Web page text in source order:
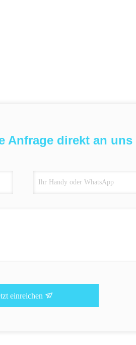
Anfrage direkt an uns
einreichen